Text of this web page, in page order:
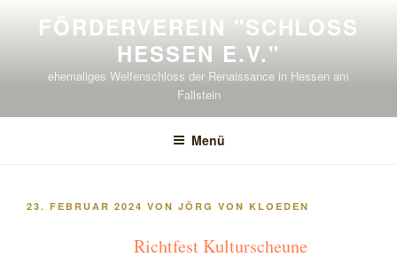
FÖRDERVEREIN "SCHLOSS H
ESSEN E.V."
ehemaliges Welfenschloss der Renaissance in Hessen am
Fallstein
Menü
VERÖFFENTLICHT
23. FEBRUAR 2024 VON JÖRG VON KLOEDEN
Richtfest Kulturscheune